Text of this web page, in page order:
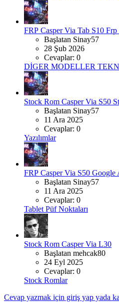
FRP Casper Via Tab S10 Frp
Başlatan Sinay57
28 Şub 2026
Cevaplar: 0
DİGER MODELLER
Stock Rom Casper Via S50
Başlatan Sinay57
11 Ara 2025
Cevaplar: 0
Yazılımlar
FRP Casper Via S50 Google
Başlatan Sinay57
11 Ara 2025
Cevaplar: 0
Tablet Püf Noktaları
Stock Rom Casper Via L30
Başlatan mehcak80
24 Eyl 2025
Cevaplar: 0
Stock Romlar
Cevap yazmak için giriş yap yada